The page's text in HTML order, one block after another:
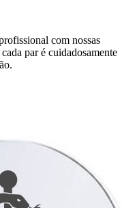
com nossas
par é cuidadosamente